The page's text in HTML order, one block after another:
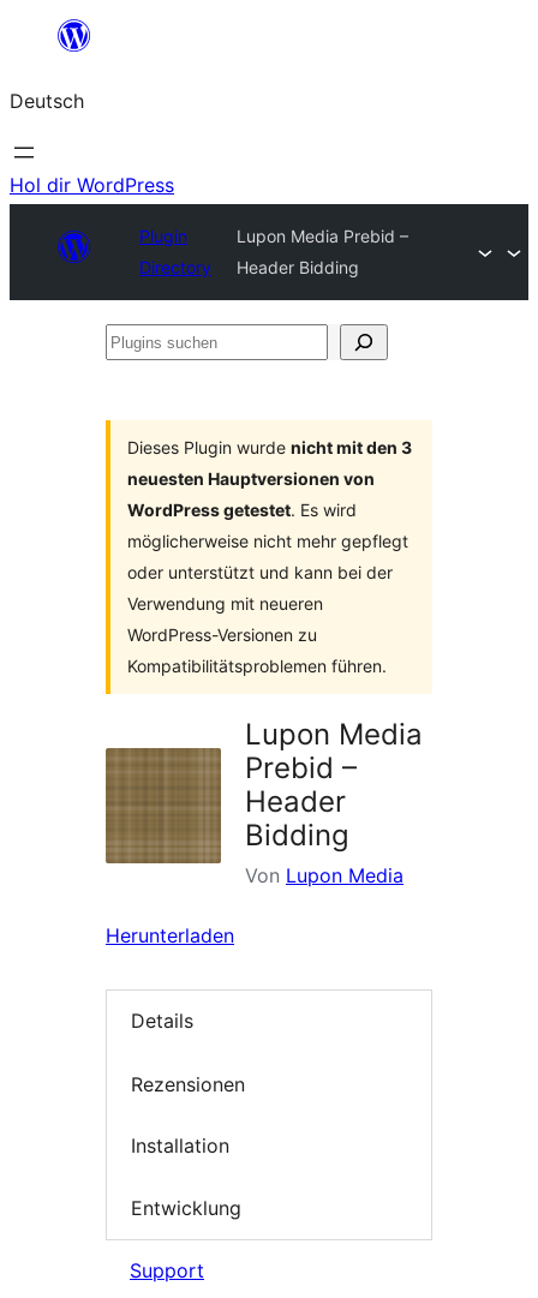
springen
Deutsch
Hol dir WordPress
Plugin
Directory
Lupon Media Prebid –
Header Bidding
Plugins
Dieses Plugin wurde nicht mit den 3
neuesten Hauptversionen von
WordPress getestet. Es wird
möglicherweise nicht mehr gepflegt
oder unterstützt und kann bei der
Verwendung mit neueren
WordPress-Versionen zu
Kompatibilitätsproblemen führen.
Lupon Media
Prebid –
Header
Bidding
Von Lupon Media
Herunterladen
Details
Rezensionen
Installation
Entwicklung
Support